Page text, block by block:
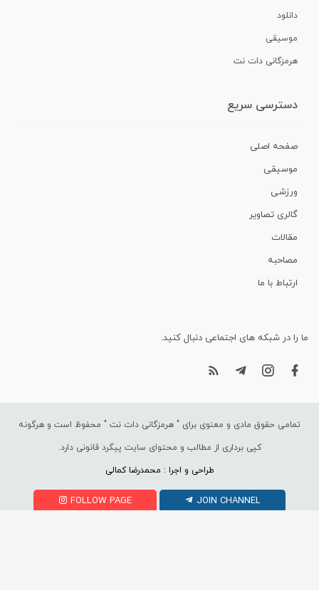
دانلود
موسیقی
هرمزگانی دات نت
دسترسی سریع
صفحه اصلی
موسیقی
ورزشی
گالری تصاویر
مقالات
مصاحبه
ارتباط با ما
ما را در شبکه های اجتماعی دنبال کنید.
تمامی حقوق مادی و معنوی برای " هرمزگانی دات نت " محفوظ است و هرگونه
کپی برداری از مطالب و محتوای سایت پیگرد قانونی دارد.
طراحی و اجرا : محمدرضا کمالی
FOLLOW PAGE JOIN CHANNEL